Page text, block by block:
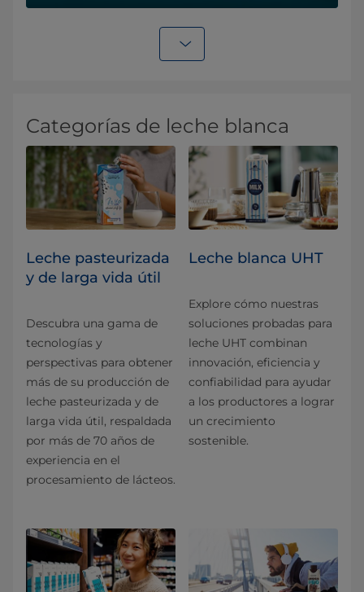
Categorías de leche blanca
Leche pasteurizada
y de larga vida útil
Descubra una gama de
tecnologías y
perspectivas para obtener
más de su producción de
leche pasteurizada y de
larga vida útil, respaldada
por más de 70 años de
experiencia en el
procesamiento de lácteos.
Leche blanca UHT
Explore cómo nuestras
soluciones probadas para
leche UHT combinan
innovación, eficiencia y
confiabilidad para ayudar
a los productores a lograr
un crecimiento
sostenible.